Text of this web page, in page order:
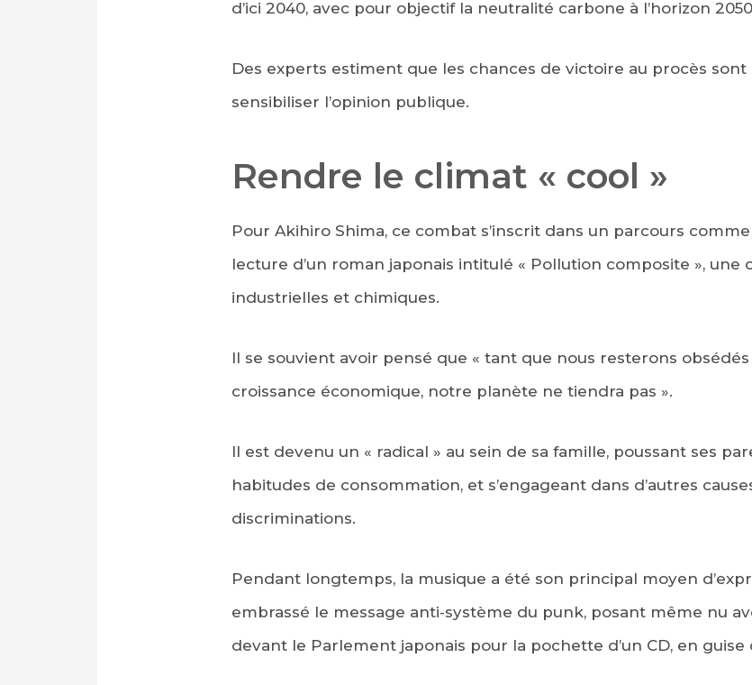
d’ici 2040, avec pour objectif la neutralité carbone à l’horizon
Des experts estiment que les chances de victoire au procès sont
sensibiliser l’opinion publique.
Rendre le climat « cool »
Pour Akihiro Shima, ce combat s’inscrit dans un parcours
lecture d’un roman japonais intitulé « Pollution composite », une
industrielles et chimiques.
Il se souvient avoir pensé que « tant que nous resterons
croissance économique, notre planète ne tiendra pas ».
Il est devenu un « radical » au sein de sa famille, poussant ses
habitudes de consommation, et s’engageant dans d’autres
discriminations.
Pendant longtemps, la musique a été son principal moyen
embrassé le message anti‑système du punk, posant même nu
devant le Parlement japonais pour la pochette d’un CD, en